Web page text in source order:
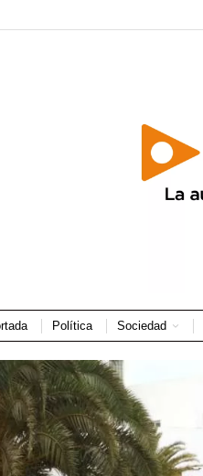
Política Sociedad